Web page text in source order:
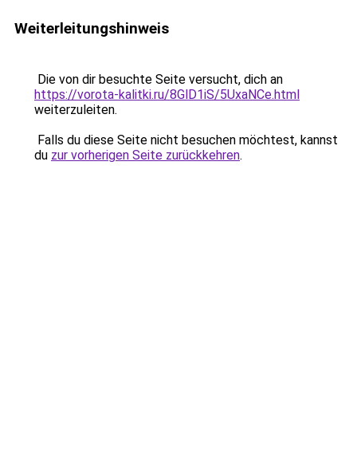
Weiterleitungshinweis
Die von dir besuchte Seite versucht, dich an
https://vorota-kalitki.ru/8GlD1iS/5UxaNCe.html
weiterzuleiten.
Falls du diese Seite nicht besuchen möchtest, kannst
du zur vorherigen Seite zurückkehren.